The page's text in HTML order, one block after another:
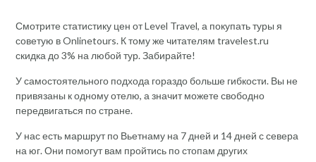
Смотрите статистику цен от Level Travel, а покупать туры я
советую в Onlinetours. К тому же читателям travelest.ru
скидка до 3% на любой тур. Забирайте!
У самостоятельного подхода гораздо больше гибкости. Вы не
привязаны к одному отелю, а значит можете свободно
передвигаться по стране.
У нас есть маршрут по Вьетнаму на 7 дней и 14 дней с севера
на юг. Они помогут вам пройтись по стопам других